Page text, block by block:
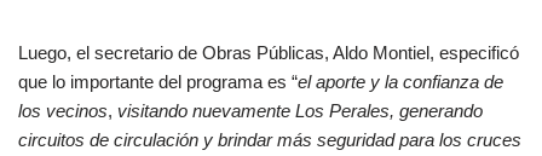
Luego, el secretario de Obras Públicas, Aldo Montiel, especificó
que lo importante del programa es “el aporte y la confianza de
los vecinos, visitando nuevamente Los Perales, generando
circuitos de circulación y brindar más seguridad para los cruces